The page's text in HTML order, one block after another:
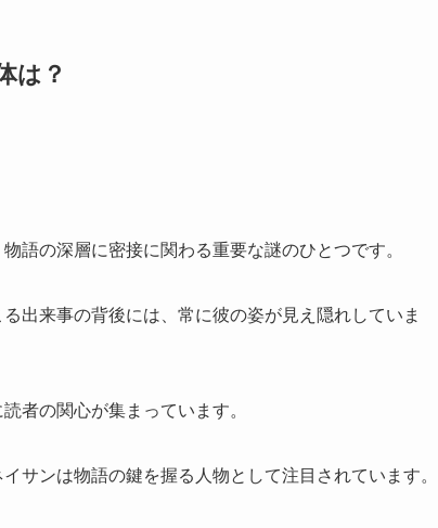
は？
語の深層に密接に関わる重要な謎のひとつです。
出来事の背後には、常に彼の姿が見え隠れしていま
者の関心が集まっています。
サンは物語の鍵を握る人物として注目されています。